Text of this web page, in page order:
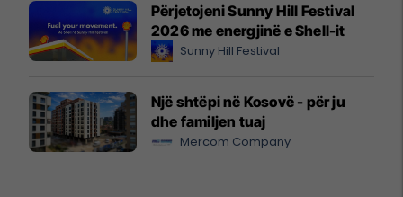
Përjetojeni Sunny Hill Festival
2026 me energjinë e Shell-it
Sunny Hill Festival
Një shtëpi në Kosovë - për ju
dhe familjen tuaj
Mercom Company